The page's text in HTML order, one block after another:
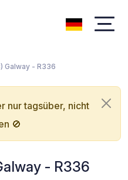
Galway - R336
nur tagsüber, nicht
🚫
- R336